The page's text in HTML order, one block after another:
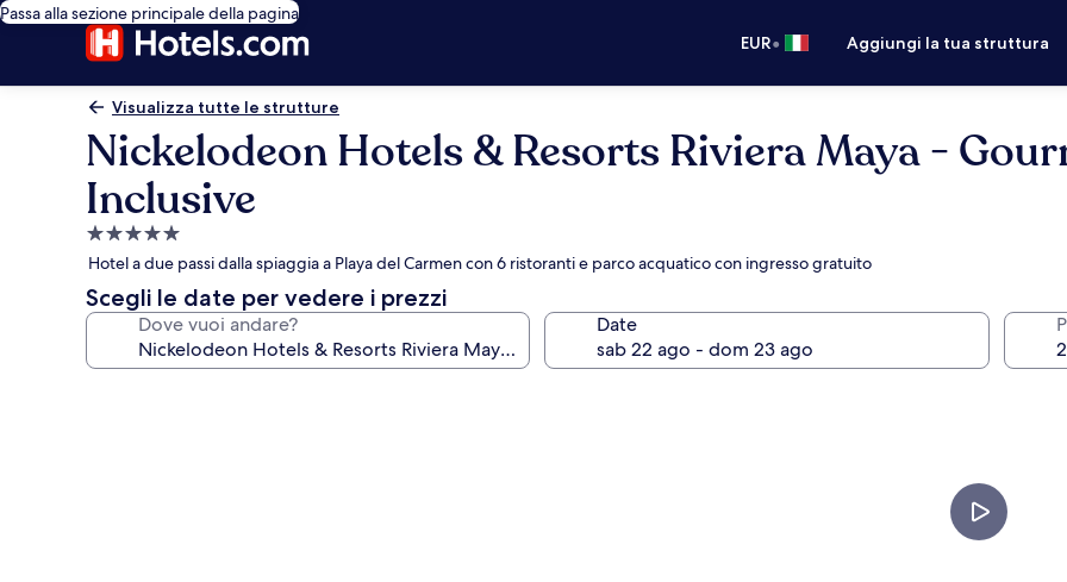
Passa alla sezione principale della pagina
EUR• Aggiungi la tua struttura
Visualizza tutte le strutture
Nickelodeon Hotels & Resorts Riviera Maya -
Inclusive
Struttura
a
5.0
stelle
Hotel a due passi dalla spiaggia a Playa del Carmen con 6 ristoranti e parco acquatico con ingresso gratuito
Scegli le date per vedere i prezzi
Dove vuoi andare? Date